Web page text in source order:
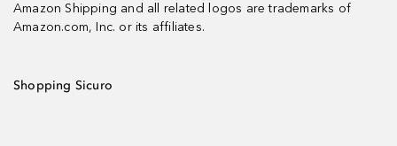
Amazon Shipping and all related logos are trademarks of
Amazon.com, Inc. or its affiliates.
Shopping Sicuro